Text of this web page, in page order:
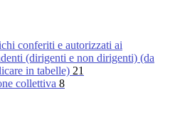
conferiti e autorizzati ai
(dirigenti e non dirigenti) (da
in tabelle) 21
collettiva 8